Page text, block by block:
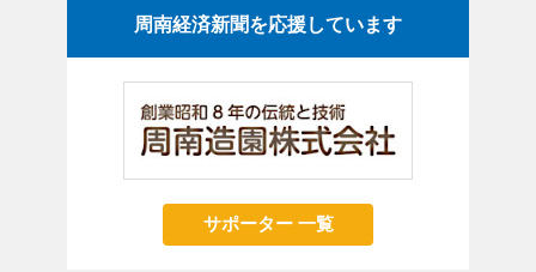
周南経済新聞を応援しています
サポーター 一覧